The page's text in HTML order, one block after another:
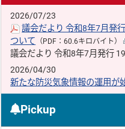
2026/07/23
議会だより 令和8年7月発
ついて （PDF：60.6キロバイト）
議会だより 令和8年7月発行
2026/04/30
新たな防災気象情報の運用が
Pickup